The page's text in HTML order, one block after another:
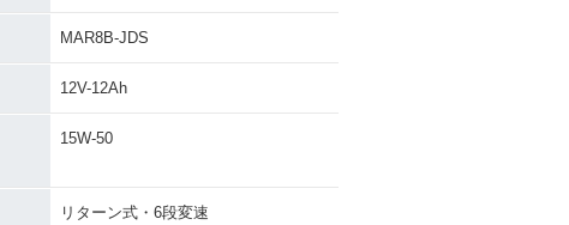
MAR8B-JDS
12V-12Ah
15W-50
リターン式・6段変速